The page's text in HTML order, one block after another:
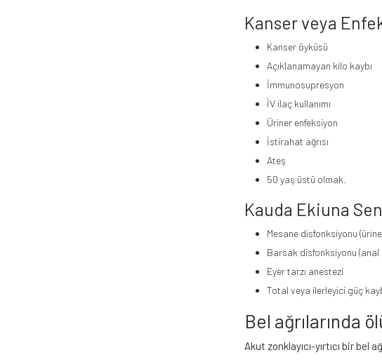
Kanser veya
Kanser öyküsü
Açıklanamayan kilo kaybı
İmmunosupresyon
İV ilaç kullanımı
Üriner enfeksiyon
İstirahat ağrısı
Ateş
50 yaş üstü olmak.
Kauda Ekiuna
Mesane disfonksiyonu
Barsak disfonksiyonu
Eyer tarzı anestezi
Total veya ilerleyici güç
Bel ağrılarında
Akut zonklayıcı-yırtıcı bir